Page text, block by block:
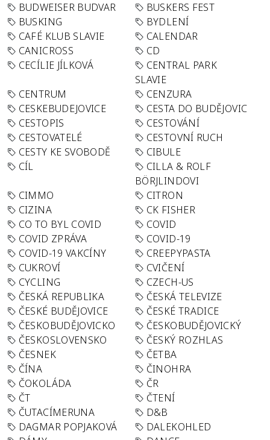
BUDWEISER BUDVAR
BUSKERS FEST
BUSKING
BYDLENÍ
CAFÉ KLUB SLAVIE
CALENDAR
CANICROSS
CD
CECÍLIE JÍLKOVÁ
CENTRAL PARK
SLAVIE
CENTRUM
CENZURA
CESKEBUDEJOVICE
CESTA DO BUDĚJOVIC
CESTOPIS
CESTOVÁNÍ
CESTOVATELÉ
CESTOVNÍ RUCH
CESTY KE SVOBODĚ
CIBULE
CÍL
CILLA & ROLF
BÖRJLINDOVI
CIMMO
CITRON
CIZINA
CK FISHER
CO TO BYL COVID
COVID
COVID ZPRÁVA
COVID-19
COVID-19 VAKCÍNY
CREEPYPASTA
CUKROVÍ
CVIČENÍ
CYCLING
CZECH-US
ČESKÁ REPUBLIKA
ČESKÁ TELEVIZE
ČESKÉ BUDĚJOVICE
ČESKÉ TRADICE
ČESKOBUDĚJOVICKO
ČESKOBUDĚJOVICKÝ
ČESKOSLOVENSKO
ČESKÝ ROZHLAS
ČESNEK
ČETBA
ČÍNA
ČINOHRA
ČOKOLÁDA
ČR
ČT
ČTENÍ
ČUTACÍMERUNA
D&B
DAGMAR POPJAKOVÁ
DALEKOHLED